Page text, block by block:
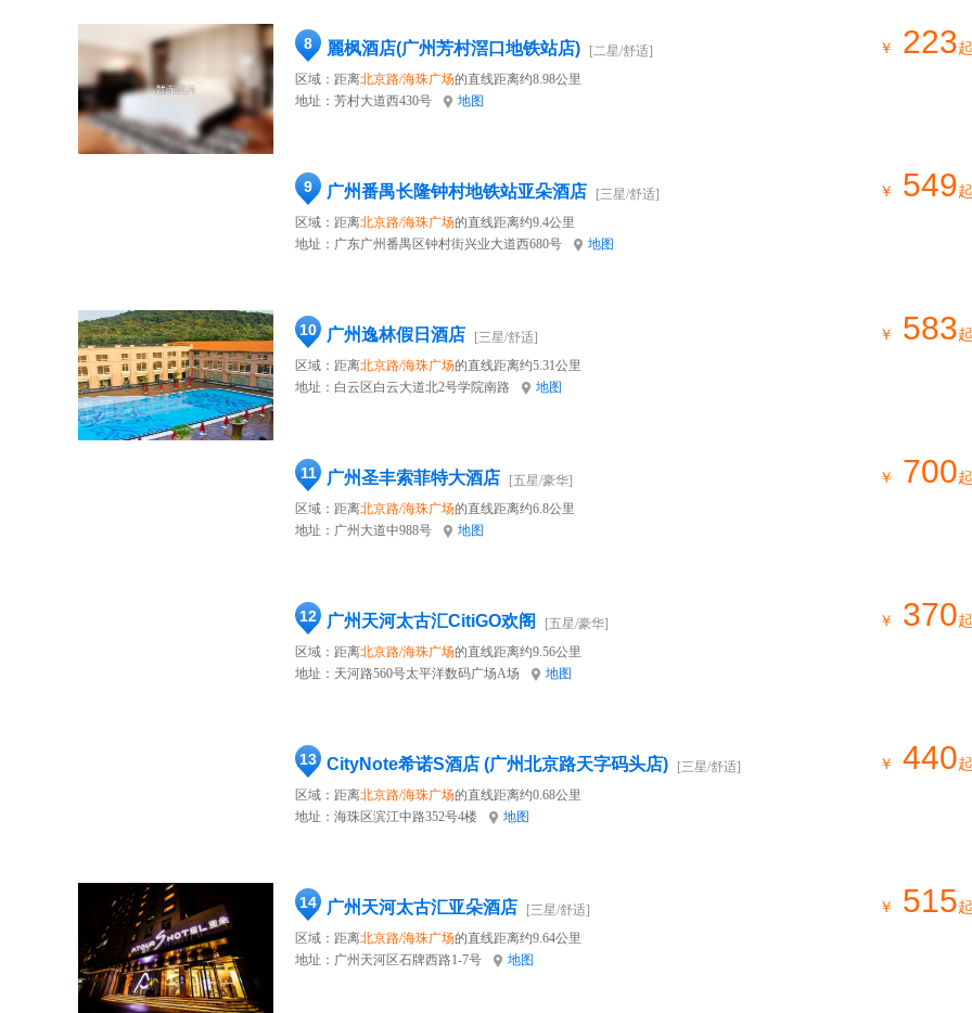
8 麗枫酒店(广州芳村滘口地铁站店)
[二星/舒适]
区域：距离北京路/海珠广场的直线距离约8.98公里
地址： 芳村大道西430号 地图
￥ 223起
9 广州番禺长隆钟村地铁站亚朵酒店
[三星/舒适]
区域：距离北京路/海珠广场的直线距离约9.4公里
地址： 广东广州番禺区钟村街兴业大道西680号 地图
￥ 549起
10 广州逸林假日酒店
[三星/舒适]
区域：距离北京路/海珠广场的直线距离约5.31公里
地址： 白云区白云大道北2号学院南路 地图
￥ 583起
11 广州圣丰索菲特大酒店
[五星/豪华]
区域：距离北京路/海珠广场的直线距离约6.8公里
地址： 广州大道中988号 地图
￥ 700起
12 广州天河太古汇CitiGO欢阁
[五星/豪华]
区域：距离北京路/海珠广场的直线距离约9.56公里
地址： 天河路560号太平洋数码广场A场 地图
￥ 370起
13 CityNote希诺S酒店 (广州北京路天字码头店)
[三星/舒适]
区域：距离北京路/海珠广场的直线距离约0.68公里
地址： 海珠区滨江中路352号4楼 地图
￥ 440起
14 广州天河太古汇亚朵酒店
[三星/舒适]
区域：距离北京路/海珠广场的直线距离约9.64公里
地址： 广州天河区石牌西路1-7号 地图
￥ 515起